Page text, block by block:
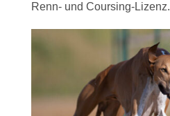
Renn- und Coursing-Lizenz.